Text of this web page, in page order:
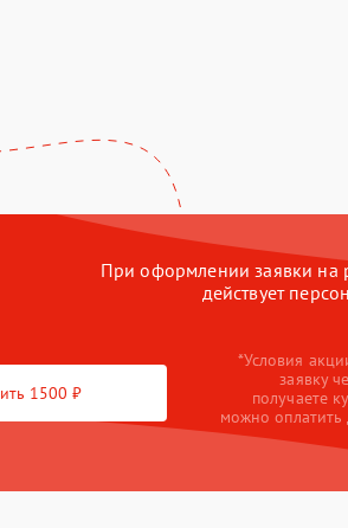
При оформлении заявки на
действует
1500 ₽
*Условия
заявку
получаете
можно